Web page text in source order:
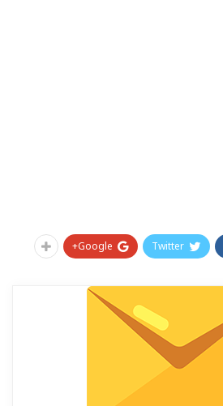
Twitter
Google+